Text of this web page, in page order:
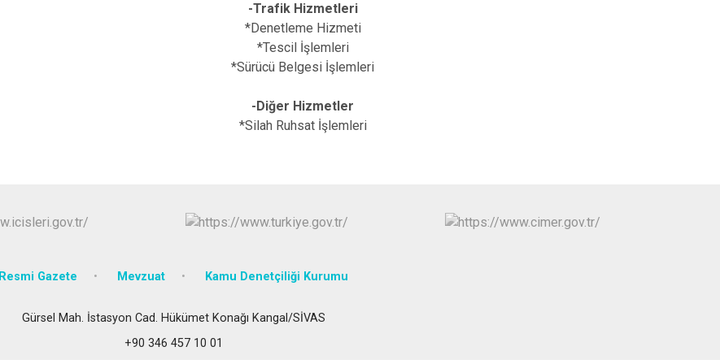
Gölova
Gürün
Hafik
-Trafik Hizmetleri
*Denetleme Hizmeti
*Tescil İşlemleri
*Sürücü Belgesi İşlemleri
-Diğer Hizmetler
*Silah Ruhsat İşlemleri
Resmi Gazete Mevzuat Kamu Denetçiliği Kurumu
Gürsel Mah. İstasyon Cad. Hükümet Konağı Kangal/SİVAS
+90 346 457 10 01